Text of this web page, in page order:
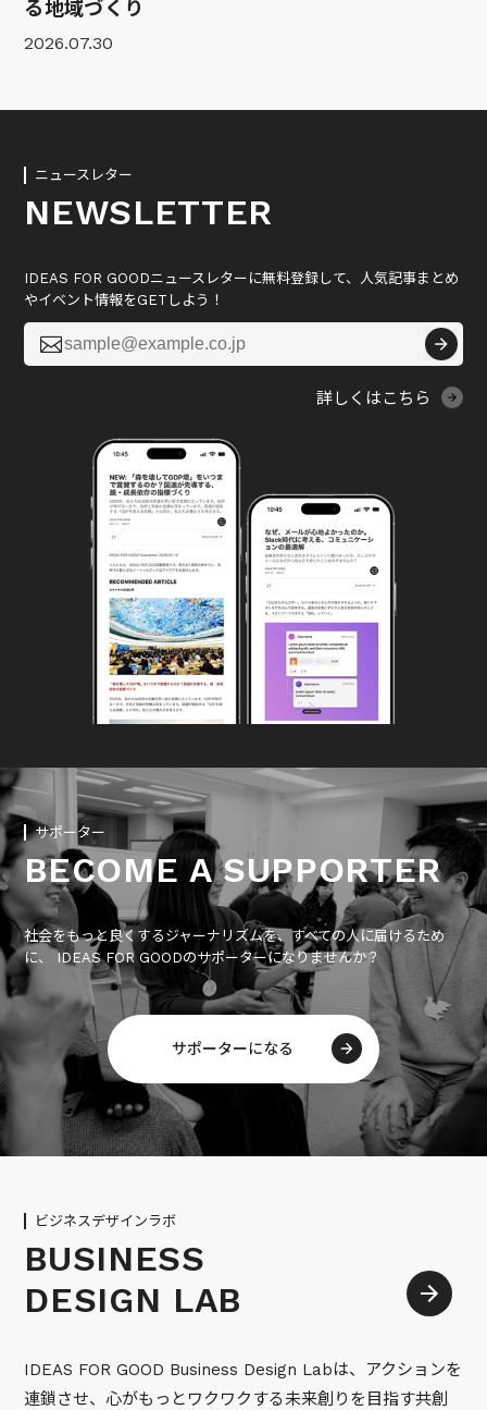
る地域づくり
2026.07.30
ニュースレター
NEWSLETTER
IDEAS FOR GOODニュースレターに無料登録して、人気記事まとめ
やイベント情報をGETしよう！

詳しくはこちら
サポーター
BECOME A SUPPORTER
社会をもっと良くするジャーナリズムを、すべての人に届けるため
に、 IDEAS FOR GOODのサポーターになりませんか？
サポーターになる
ビジネスデザインラボ
BUSINESS
DESIGN LAB
IDEAS FOR GOOD Business Design Labは、アクションを
連鎖させ、心がもっとワクワクする未来創りを目指す共創